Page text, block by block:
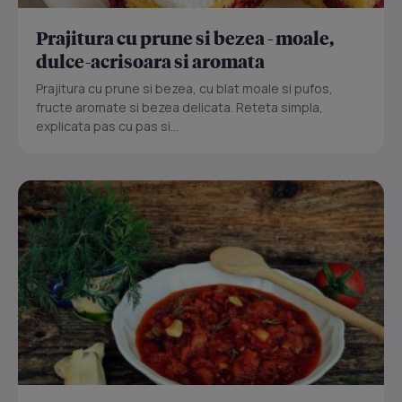
Prajitura cu prune si bezea - moale,
dulce-acrisoara si aromata
Prajitura cu prune si bezea, cu blat moale si pufos,
fructe aromate si bezea delicata. Reteta simpla,
explicata pas cu pas si...